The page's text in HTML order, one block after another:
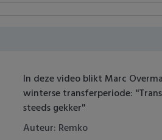
FC Utrecht
Feyenoord
Champions League
Europa League
In deze video blikt Marc
winterse transferperiode:
steeds gekker''
Auteur: Remko